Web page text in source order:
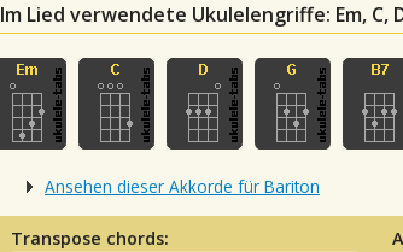
Im Lied verwendete Ukulelengriffe: Em, C,
Ansehen dieser Akkorde für Bariton
Transpose chords: